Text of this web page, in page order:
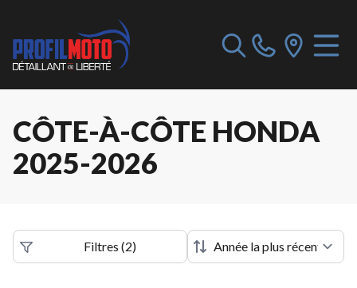
CÔTE-À-CÔTE HONDA
2025-2026
Filtres (2)